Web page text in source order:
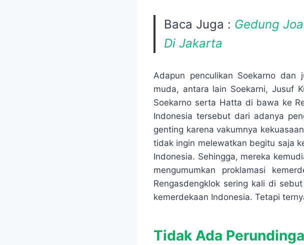
Baca Juga : Gedung
Di Jakarta
Adapun penculikan Soekarno
muda, antara lain Soekarni, Jusuf
Soekarno serta Hatta di bawa ke
Indonesia tersebut dari adanya
genting karena vakumnya
tidak ingin melewatkan begitu saja
Indonesia. Sehingga, mereka
mengumumkan proklamasi
Rengasdengklok sering kali di
kemerdekaan Indonesia. Tetapi
Tidak Ada